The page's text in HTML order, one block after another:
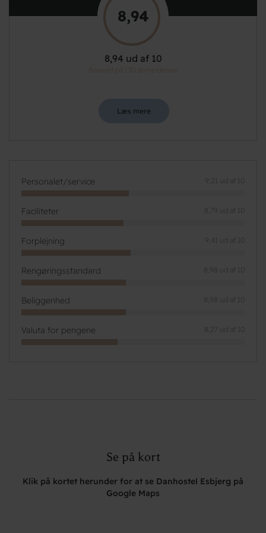
8,94
8,94 ud af 10
Læs mere
Personalet/service 9,21 ud af 10
Faciliteter 8,79 ud af 10
Forplejning 9,41 ud af 10
Rengøringsstandard 8,98 ud af 10
Beliggenhed 8,98 ud af 10
Valuta for pengene 8,27 ud af 10
Se på kort
Klik på kortet herunder for at se Danhostel Esbjerg på
Google Maps